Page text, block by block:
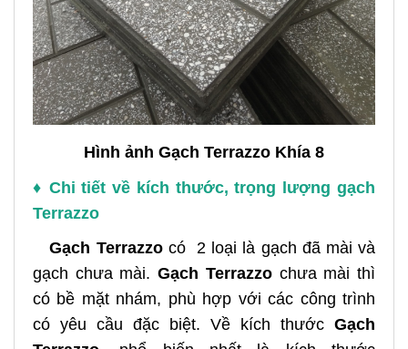
Hình ảnh Gạch Terrazzo Khía 8
♦ Chi tiết về kích thước, trọng lượng gạch
Terrazzo
Gạch Terrazzo có 2 loại là gạch đã mài và
gạch chưa mài.Gạch Terrazzochưa mài thì
có bề mặt nhám, phù hợp với các công trình
có yêu cầu đặc biệt. Về kích thước Gạch